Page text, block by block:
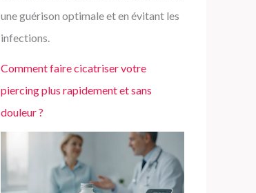
Comment faire cicatriser votre
piercing plus rapidement et sans
douleur ?